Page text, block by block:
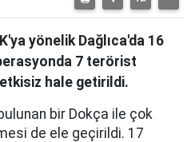
yönelik Dağlıca'da 16
7 terörist
hale getirildi.
bir Dokça ile çok
de ele geçirildi. 17